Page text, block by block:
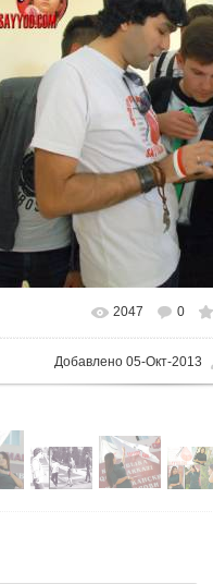
В реальном размере
2047 0
Добавлено05-Окт-2013